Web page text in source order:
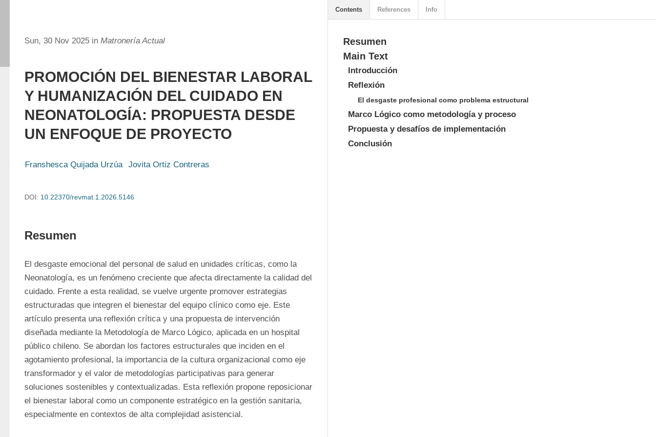
Sun, 30 Nov 2025 in Matronería Actual
PROMOCIÓN DEL BIENESTAR LABORAL
Y HUMANIZACIÓN DEL CUIDADO EN
NEONATOLOGÍA: PROPUESTA DESDE
UN ENFOQUE DE PROYECTO
Franshesca Quijada Urzúa Jovita Ortiz Contreras
DOI: 10.22370/revmat.1.2026.5146
Resumen
El desgaste emocional del personal de salud en unidades críticas, como la
Neonatología, es un fenómeno creciente que afecta directamente la calidad del
cuidado. Frente a esta realidad, se vuelve urgente promover estrategias
estructuradas que integren el bienestar del equipo clínico como eje. Este
artículo presenta una reflexión crítica y una propuesta de intervención
diseñada mediante la Metodología de Marco Lógico, aplicada en un hospital
público chileno. Se abordan los factores estructurales que inciden en el
agotamiento profesional, la importancia de la cultura organizacional como eje
transformador y el valor de metodologías participativas para generar
soluciones sostenibles y contextualizadas. Esta reflexión propone reposicionar
el bienestar laboral como un componente estratégico en la gestión sanitaria,
especialmente en contextos de alta complejidad asistencial.
Resumen
Main Text
Introducción
Reflexión
El desgaste profesional como problema estructural
Marco Lógico como metodología y proceso
Propuesta y desafíos de implementación
Conclusión
Contents References Info